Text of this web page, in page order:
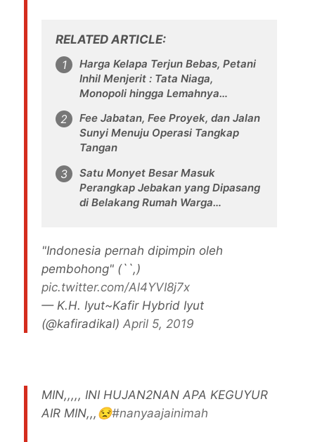
RELATED ARTICLE
Harga Kelapa Terjun Bebas, Petani
Inhil Menjerit : Tata Niaga,
Monopoli hingga Lemahnya
Fee Jabatan, Fee Proyek, dan Jalan
Sunyi Menuju Operasi Tangkap
Tangan
Satu Monyet Besar Masuk
Perangkap Jebakan yang Dipasang
di Belakang Rumah Warga
"Indonesia pernah dipimpin oleh
pembohong" (``,)
pic.twitter.com/Al4YVI8j7x
— K.H. Iyut~Kafir Hybrid Iyut
(@kafiradikal)April 5, 2019
MIN,,,,, INI HUJAN2NAN APA KEGUYUR
AIR MIN,,,😒#nanyaajainimah